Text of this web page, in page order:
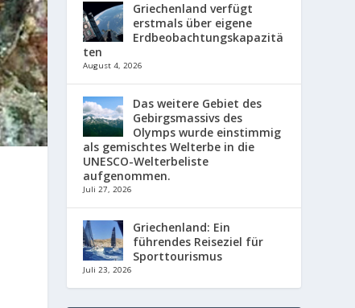
Griechenland verfügt
erstmals über eigene
Erdbeobachtungskapazitä
ten
August 4, 2026
Das weitere Gebiet des
Gebirgsmassivs des
Olymps wurde einstimmig
als gemischtes Welterbe in die
UNESCO-Welterbeliste
aufgenommen.
Juli 27, 2026
Griechenland: Ein
führendes Reiseziel für
Sporttourismus
Juli 23, 2026